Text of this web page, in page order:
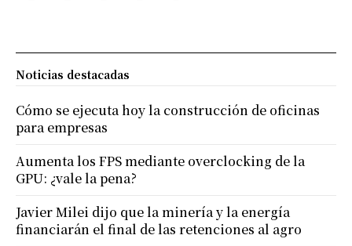
Noticias destacadas
Cómo se ejecuta hoy la construcción de oficinas
para empresas
Aumenta los FPS mediante overclocking de la
GPU: ¿vale la pena?
Javier Milei dijo que la minería y la energía
financiarán el final de las retenciones al agro